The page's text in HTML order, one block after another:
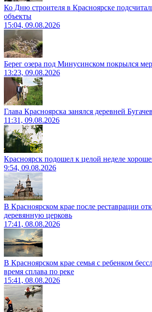
Ко Дню строителя в Красноярске
объекты
15:04, 09.08.2026
Берег озера под Минусинском покрылся
13:23, 09.08.2026
Глава Красноярска занялся деревней
11:31, 09.08.2026
Красноярск подошел к целой неделе
9:54, 09.08.2026
В Красноярском крае после реставрации
деревянную церковь
17:41, 08.08.2026
В Красноярском крае семья с ребенком
время сплава по реке
15:41, 08.08.2026